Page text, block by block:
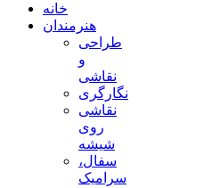
خانه
هنرمندان
طراحی
و
نقاشی
نگارگری
نقاشی
روی
شیشه
سفال،
سرامیک